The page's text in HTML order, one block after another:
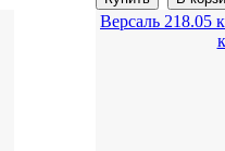
Версаль 218.05